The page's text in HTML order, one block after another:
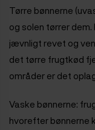
Tørre bønnerne
og solen tørrer dem.
jævnligt revet og
det tørre frugtkød
områder er det
Vaske bønnerne:
hvorefter bønnerne